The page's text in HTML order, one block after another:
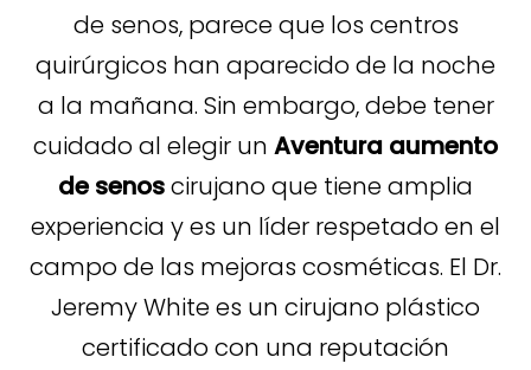
de senos, parece que los centros
quirúrgicos han aparecido de la noche
a la mañana. Sin embargo, debe tener
cuidado al elegir un Aventura aumento
de senos cirujano que tiene amplia
experiencia y es un líder respetado en el
campo de las mejoras cosméticas. El Dr.
Jeremy White es un cirujano plástico
certificado con una reputación